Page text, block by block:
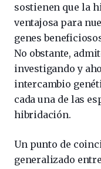
sostienen que la
ventajosa para
genes
No obstante,
investigando y
intercambio
cada una de las
hibridación.
Un punto de
generalizado